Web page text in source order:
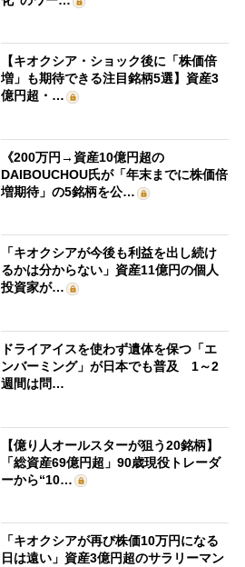
【キオクシア・ショック後に「株価倍
増」も期待できる注目銘柄5選】資産3
億円超・…
《200万円→資産10億円超の
DAIBOUCHOU氏が「年末までに株価倍
増期待」の5銘柄を公…
「キオクシアが今後も利益を出し続け
るかは分からない」資産11億円の個人
投資家が…
ドライアイスを使わず遺体を保つ「エ
ンバーミング」が日本でも普及 1～2
週間は問…
【億り人オールスターが狙う20銘柄】
「総資産69億円超」90歳現役トレーダ
ーから“10…
「キオクシアが再び株価10万円になる
日は遠い」資産3億円超のサラリーマン